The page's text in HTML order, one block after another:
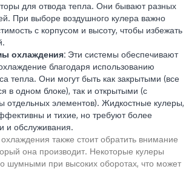
для отвода тепла. Они бывают разных
При выборе воздушного кулера важно
с корпусом и высоту, чтобы избежать
охлаждения: Эти системы обеспечивают
благодаря использованию
тепла. Они могут быть как закрытыми (все
в одном блоке), так и открытыми (с
отдельных элементов). Жидкостные кулеры,
и тихие, но требуют более
и обслуживания.
также стоит обратить внимание
она производит. Некоторые кулеры
шумными при высоких оборотах, что может